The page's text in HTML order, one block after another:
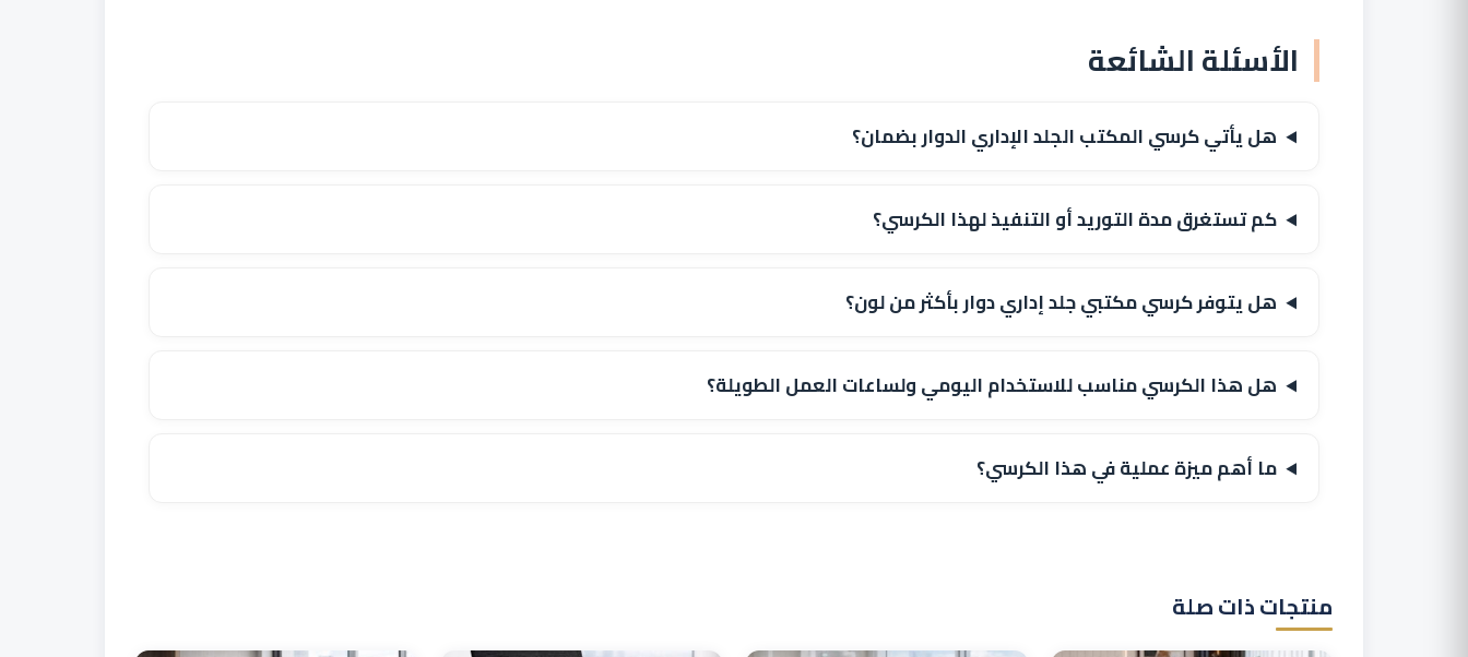
الأسئلة الشائعة
هل يأتي كرسي المكتب الجلد الإداري الدوار بضمان؟
كم تستغرق مدة التوريد أو التنفيذ لهذا الكرسي؟
هل يتوفر كرسي مكتبي جلد إداري دوار بأكثر من لون؟
هل هذا الكرسي مناسب للاستخدام اليومي ولساعات العمل الطويلة؟
ما أهم ميزة عملية في هذا الكرسي؟
منتجات ذات صلة